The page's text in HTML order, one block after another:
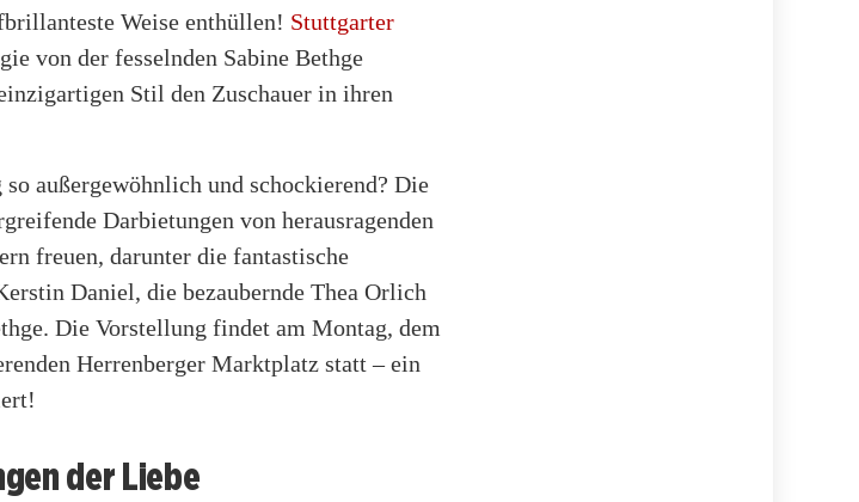
Weise enthüllen! Stuttgarter
von der fesselnden Sabine Bethge
Stil den Zuschauer in ihren
außergewöhnlich und schockierend? Die
Darbietungen von herausragenden
freuen, darunter die fantastische
Daniel, die bezaubernde Thea Orlich
Die Vorstellung findet am Montag, dem
Herrenberger Marktplatz statt – ein
der Liebe